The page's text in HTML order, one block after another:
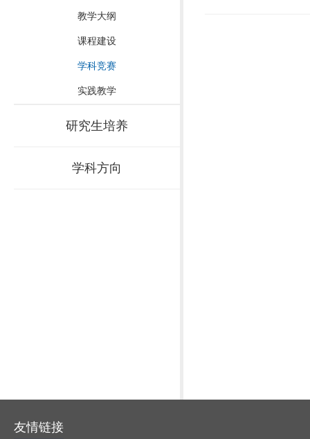
教学大纲
课程建设
学科竞赛
实践教学
研究生培养
学科方向
友情链接